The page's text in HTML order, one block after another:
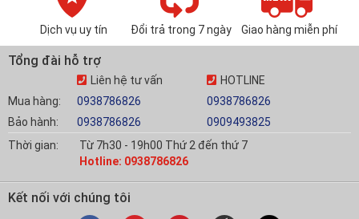
Dịch vụ uy tín Đổi trả trong 7 ngày Giao hàng miễn phí
Tổng đài hỗ trợ
Mua hàng:
Bảo hành:
Liên hệ tư vấn
0938786826
0938786826
HOTLINE
0938786826
0909493825
Thời gian:
Từ 7h30 - 19h00 Thứ 2 đến thứ 7
Hotline: 0938786826
Kết nối với chúng tôi